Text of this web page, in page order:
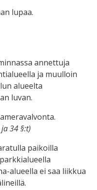
lupaa.
annettuja
ja muulloin
alueelta
luvan.
34 §:t)
paikoilla
alueella ei saa liikkua